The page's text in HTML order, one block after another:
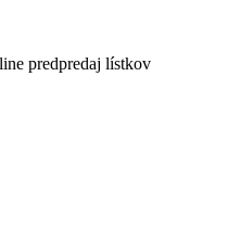
predpredaj lístkov